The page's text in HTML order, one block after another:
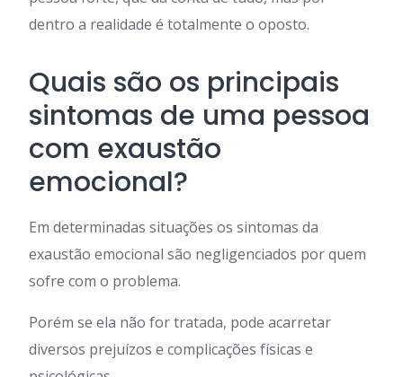
dentro a realidade é totalmente o oposto.
Quais são os principais
sintomas de uma pessoa
com exaustão
emocional?
Em determinadas situações os sintomas da
exaustão emocional são negligenciados por quem
sofre com o problema.
Porém se ela não for tratada, pode acarretar
diversos prejuízos e complicações físicas e